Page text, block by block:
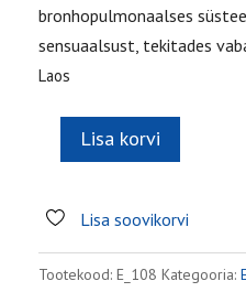
bronhopulmonaalses
sensuaalsust, tekitades
Laos
Jasmiiniõli
Lisa korvi
Lisa soovikorvi
Tootekood: E_108 Kategooria: